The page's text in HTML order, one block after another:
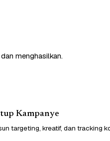
menghasilkan.
Kampanye
targeting, kreatif, dan tracking